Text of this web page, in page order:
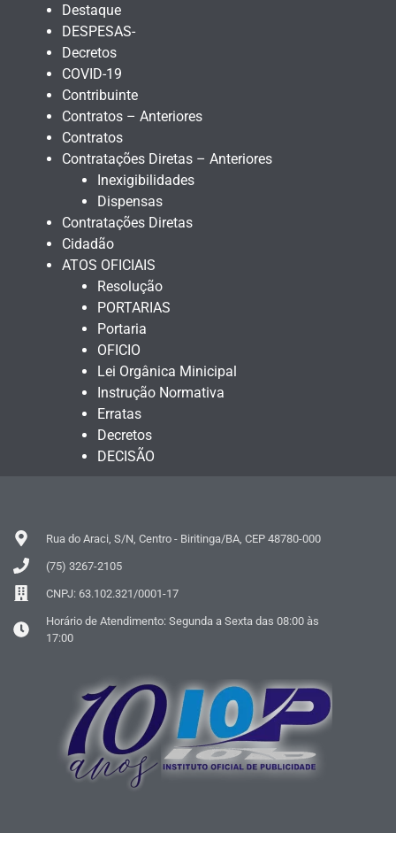
Destaque
DESPESAS-
Decretos
COVID-19
Contribuinte
Contratos – Anteriores
Contratos
Contratações Diretas – Anteriores
Inexigibilidades
Dispensas
Contratações Diretas
Cidadão
ATOS OFICIAIS
Resolução
PORTARIAS
Portaria
OFICIO
Lei Orgânica Minicipal
Instrução Normativa
Erratas
Decretos
DECISÃO
Rua do Araci, S/N, Centro - Biritinga/BA, CEP 48780-000
(75) 3267-2105
CNPJ: 63.102.321/0001-17
Horário de Atendimento: Segunda a Sexta das 08:00 às
17:00